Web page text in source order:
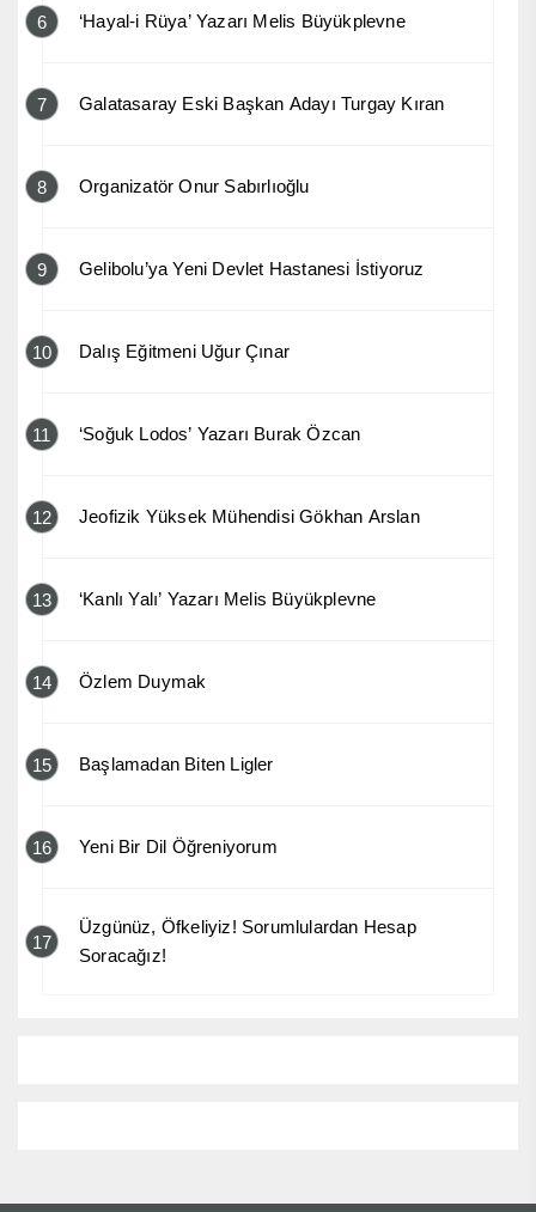
6 ‘Hayal-i Rüya’ Yazarı Melis Büyükplevne
7 Galatasaray Eski Başkan Adayı Turgay Kıran
8 Organizatör Onur Sabırlıoğlu
9 Gelibolu’ya Yeni Devlet Hastanesi İstiyoruz
10 Dalış Eğitmeni Uğur Çınar
11 ‘Soğuk Lodos’ Yazarı Burak Özcan
12 Jeofizik Yüksek Mühendisi Gökhan Arslan
13 ‘Kanlı Yalı’ Yazarı Melis Büyükplevne
14 Özlem Duymak
15 Başlamadan Biten Ligler
16 Yeni Bir Dil Öğreniyorum
17
Üzgünüz, Öfkeliyiz! Sorumlulardan Hesap
Soracağız!